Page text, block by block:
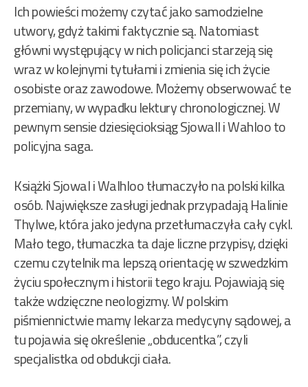
Ich powieści możemy czytać jako samodzielne
utwory, gdyż takimi faktycznie są. Natomiast
główni występujący w nich policjanci starzeją się
wraz w kolejnymi tytułami i zmienia się ich życie
osobiste oraz zawodowe. Możemy obserwować te
przemiany, w wypadku lektury chronologicznej. W
pewnym sensie dziesięcioksiąg Sjowall i Wahloo to
policyjna saga.
Książki Sjowal i Walhloo tłumaczyło na polski kilka
osób. Największe zasługi jednak przypadają Halinie
Thylwe, która jako jedyna przetłumaczyła cały cykl.
Mało tego, tłumaczka ta daje liczne przypisy, dzięki
czemu czytelnik ma lepszą orientację w szwedzkim
życiu społecznym i historii tego kraju. Pojawiają się
także wdzięczne neologizmy. W polskim
piśmiennictwie mamy lekarza medycyny sądowej, a
tu pojawia się określenie „obducentka”, czyli
specjalistka od obdukcji ciała.